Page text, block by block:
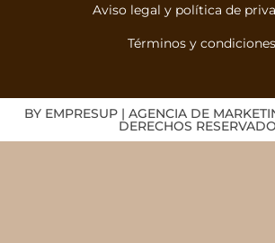
Aviso legal y política de
Términos y condiciones
BY EMPRESUP | AGENCIA DE
DERECHOS